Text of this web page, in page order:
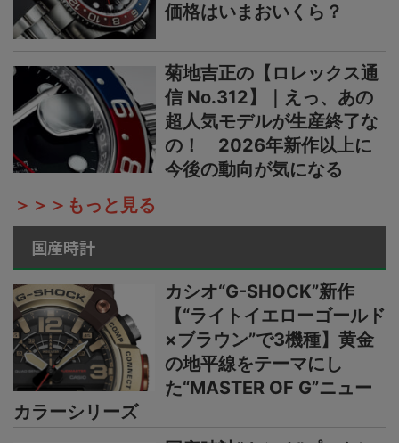
価格はいまおいくら？
菊地吉正の【ロレックス通
信 No.312】｜えっ、あの
超人気モデルが生産終了な
の！ 2026年新作以上に
今後の動向が気になる
＞＞＞もっと見る
国産時計
カシオ“G-SHOCK”新作
【“ライトイエローゴールド
×ブラウン”で3機種】黄金
の地平線をテーマにし
た“MASTER OF G”ニュー
カラーシリーズ